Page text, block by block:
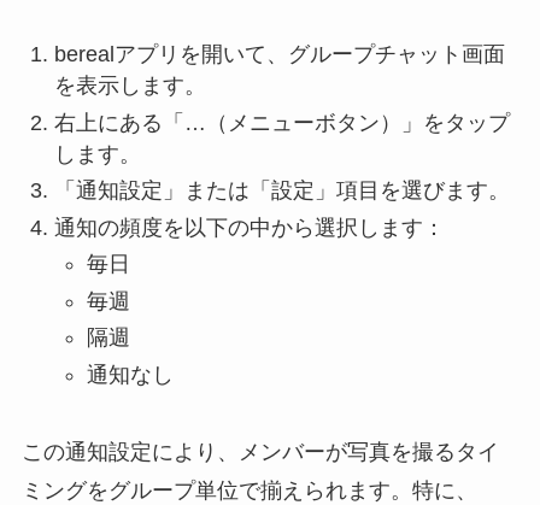
berealアプリを開いて、グループチャット画面
を表示します。
右上にある「…（メニューボタン）」をタップ
します。
「通知設定」または「設定」項目を選びます。
通知の頻度を以下の中から選択します：
毎日
毎週
隔週
通知なし
この通知設定により、メンバーが写真を撮るタイ
ミングをグループ単位で揃えられます。特に、